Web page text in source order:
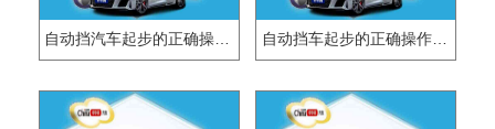
自动挡车起步的正确操作是什么？